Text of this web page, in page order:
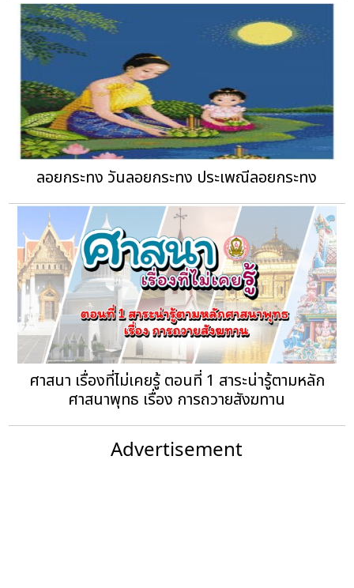
ลอยกระทง วันลอยกระทง ประเพณีลอยกระทง
ศาสนา เรื่องที่ไม่เคยรู้ ตอนที่ 1 สาระน่ารู้ตามหลัก
ศาสนาพุทธ เรื่อง การถวายสังฆทาน
Advertisement